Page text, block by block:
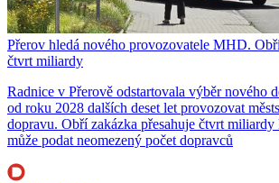
Přerov hledá nového provozovatele MHD.
čtvrt miliardy
Radnice v Přerově odstartovala výběr nového
od roku 2028 dalších deset let provozovat
dopravu. Obří zakázka přesahuje čtvrt
může podat neomezený počet dopravců